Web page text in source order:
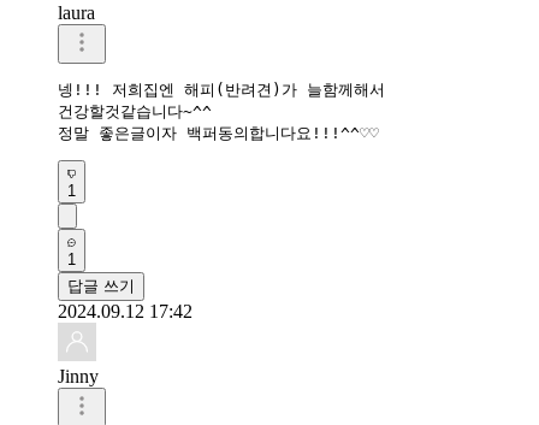
laura
넹!!! 저희집엔 해피(반려견)가 늘함께해서
건강할것같습니다~^^
정말 좋은글이자 백퍼동의합니다요!!!^^♡♡
1
1
답글 쓰기
2024.09.12 17:42
Jinny